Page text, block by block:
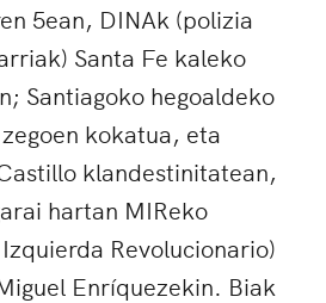
5ean, DINAk (polizia
Santa Fe kaleko
Santiagoko hegoaldeko
kokatua, eta
klandestinitatean,
hartan MIReko
Revolucionario)
Enríquezekin. Biak